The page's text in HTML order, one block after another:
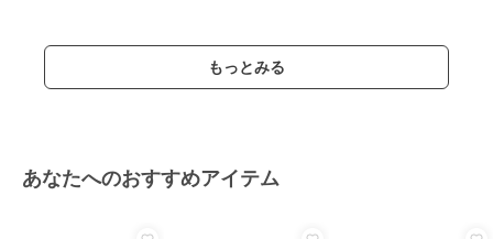
もっとみる
あなたへのおすすめアイテム